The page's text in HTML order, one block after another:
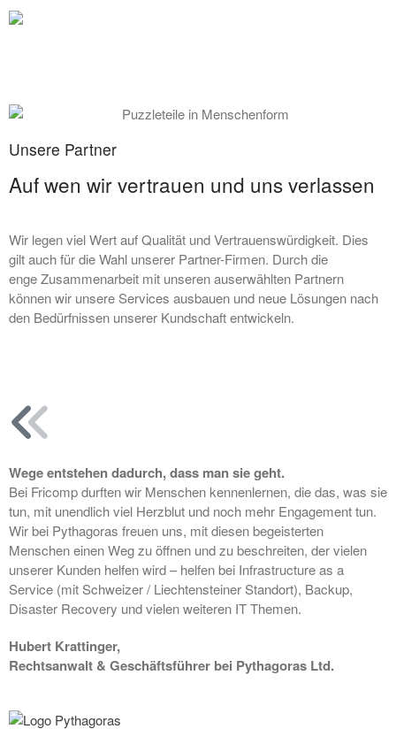
Suchen
Recent Posts
und David
Octagon – Casino CRM
Betriebsferien
Herzlich Willkommen Melanie
Keine Kommentare vorhanden.
Unsere Partner
Auf wen wir vertrauen und uns verlassen
Wir legen viel Wert auf Qualität und Vertrauenswürdigkeit. Dies
gilt auch für die Wahl unserer Partner-Firmen. Durch die
enge Zusammenarbeit mit unseren auserwählten Partnern
können wir unsere Services ausbauen und neue Lösungen nach
den Bedürfnissen unserer Kundschaft entwickeln.
Wege entstehen dadurch, dass man sie geht.
Bei Fricomp durften wir Menschen kennenlernen, die das, was sie
tun, mit unendlich viel Herzblut und noch mehr Engagement tun.
Wir bei Pythagoras freuen uns, mit diesen begeisterten
Menschen einen Weg zu öffnen und zu beschreiten, der vielen
unserer Kunden helfen wird – helfen bei Infrastructure as a
Service (mit Schweizer / Liechtensteiner Standort), Backup,
Disaster Recovery und vielen weiteren IT Themen.
Hubert Krattinger,
Rechtsanwalt & Geschäftsführer bei Pythagoras Ltd.